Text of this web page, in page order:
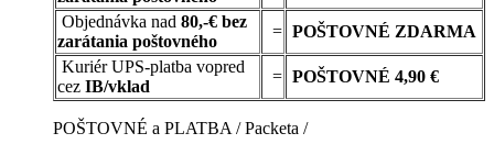
Objednávka nad 80,-€ bez
zarátania poštovného
= POŠTOVNÉ ZDARMA
Kuriér UPS-platba vopred
cez IB/vklad
= POŠTOVNÉ 4,90 €
POŠTOVNÉ a PLATBA / Packeta /